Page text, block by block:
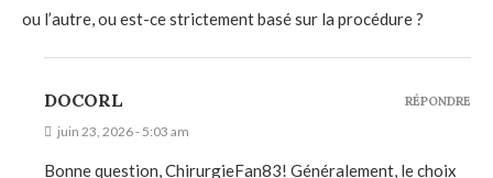
ou l’autre, ou est-ce strictement basé sur la procédure ?
DOCORL
juin 23, 2026 - 5:03 am
Bonne question, ChirurgieFan83! Généralement, le choix
RÉPONDRE